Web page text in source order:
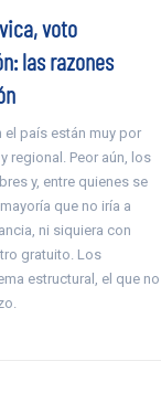
voto
las razones
país están muy por
regional. Peor aún, los
y, entre quienes se
que no iría a
ni siquiera con
gratuito. Los
estructural, el que no